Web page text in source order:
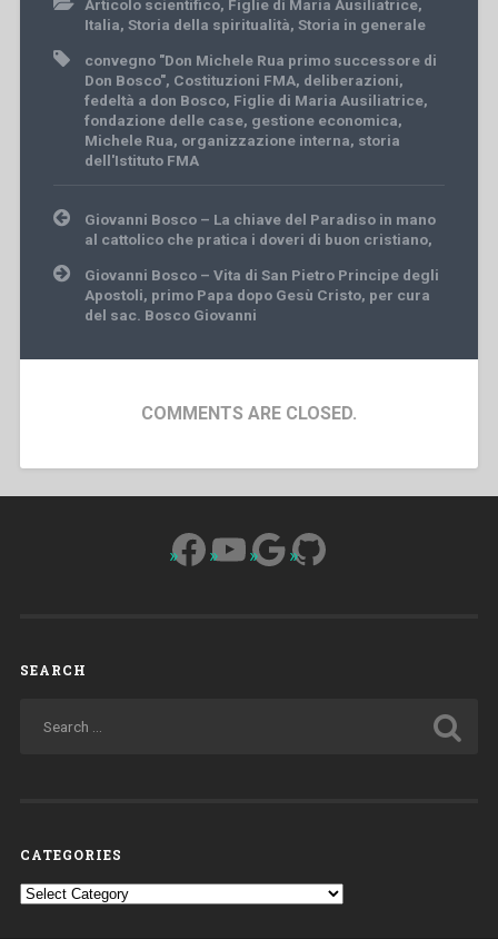
Articolo scientifico, Figlie di Maria Ausiliatrice,
Italia, Storia della spiritualità, Storia in generale
convegno "Don Michele Rua primo successore di
Don Bosco", Costituzioni FMA, deliberazioni,
fedeltà a don Bosco, Figlie di Maria Ausiliatrice,
fondazione delle case, gestione economica,
Michele Rua, organizzazione interna, storia
dell'Istituto FMA
Post
navigation
Giovanni Bosco – La chiave del Paradiso in mano
al cattolico che pratica i doveri di buon cristiano,
Giovanni Bosco – Vita di San Pietro Principe degli
Apostoli, primo Papa dopo Gesù Cristo, per cura
del sac. Bosco Giovanni
COMMENTS ARE CLOSED.
Facebook
YouTube
Google
GitHub
SEARCH
CATEGORIES
Categories